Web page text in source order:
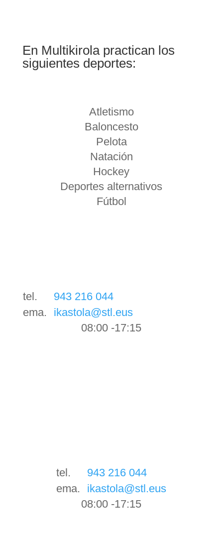
En Multikirola practican los
siguientes deportes:
Atletismo
Baloncesto
Pelota
Natación
Hockey
Deportes alternativos
Fútbol
tel.
943 216 044
ema.
ikastola@stl.eus
08:00 -17:15
tel.
943 216 044
ema.
ikastola@stl.eus
08:00 -17:15